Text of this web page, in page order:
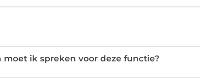
moet ik spreken voor deze functie?